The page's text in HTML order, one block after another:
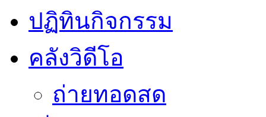
ปฏิทินกิจกรรม
คลังวิดีโอ
ถ่ายทอดสด